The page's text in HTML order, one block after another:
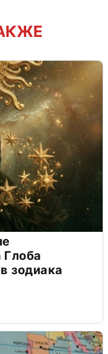
зодиака